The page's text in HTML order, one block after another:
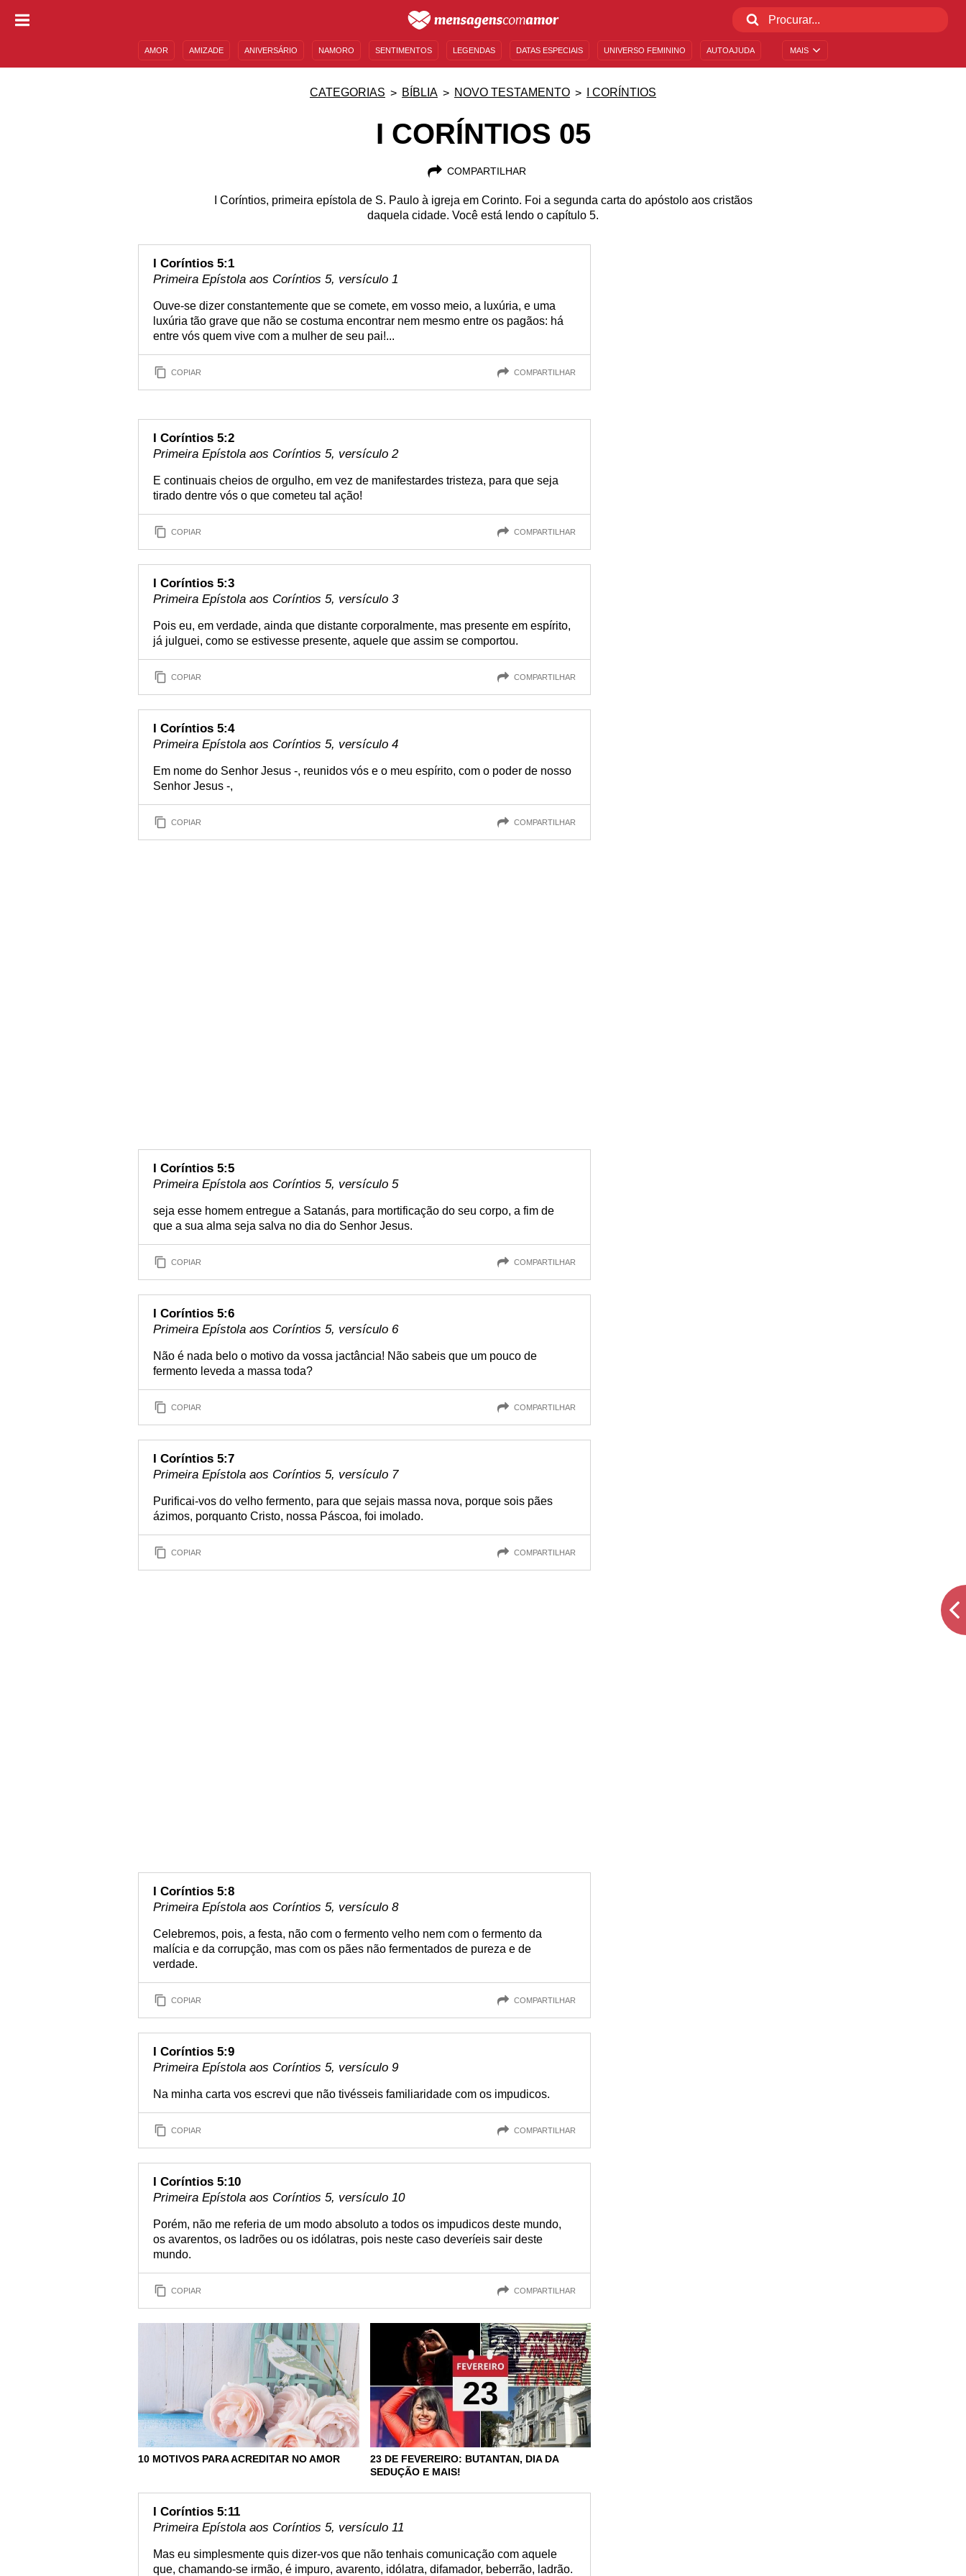
MAIS
AMOR AMIZADE ANIVERSÁRIO NAMORO SENTIMENTOS LEGENDAS DATAS ESPECIAIS UNIVERSO FEMININO AUTOAJUDA
CATEGORIAS BÍBLIA NOVO TESTAMENTO I CORÍNTIOS
I CORÍNTIOS 05
COMPARTILHAR
I Coríntios, primeira epístola de S. Paulo à igreja em Corinto. Foi a segunda carta do apóstolo aos cristãos
daquela cidade. Você está lendo o capítulo 5.
I Coríntios 5:1
Primeira Epístola aos Coríntios 5, versículo 1
Ouve-se dizer constantemente que se comete, em vosso meio, a luxúria, e uma
luxúria tão grave que não se costuma encontrar nem mesmo entre os pagãos: há
entre vós quem vive com a mulher de seu pai!...
COPIAR COMPARTILHAR
I Coríntios 5:2
Primeira Epístola aos Coríntios 5, versículo 2
E continuais cheios de orgulho, em vez de manifestardes tristeza, para que seja
tirado dentre vós o que cometeu tal ação!
COPIAR COMPARTILHAR
I Coríntios 5:3
Primeira Epístola aos Coríntios 5, versículo 3
Pois eu, em verdade, ainda que distante corporalmente, mas presente em espírito,
já julguei, como se estivesse presente, aquele que assim se comportou.
COPIAR COMPARTILHAR
I Coríntios 5:4
Primeira Epístola aos Coríntios 5, versículo 4
Em nome do Senhor Jesus -, reunidos vós e o meu espírito, com o poder de nosso
Senhor Jesus -,
COPIAR COMPARTILHAR
I Coríntios 5:5
Primeira Epístola aos Coríntios 5, versículo 5
seja esse homem entregue a Satanás, para mortificação do seu corpo, a fim de
que a sua alma seja salva no dia do Senhor Jesus.
COPIAR COMPARTILHAR
I Coríntios 5:6
Primeira Epístola aos Coríntios 5, versículo 6
Não é nada belo o motivo da vossa jactância! Não sabeis que um pouco de
fermento leveda a massa toda?
COPIAR COMPARTILHAR
I Coríntios 5:7
Primeira Epístola aos Coríntios 5, versículo 7
Purificai-vos do velho fermento, para que sejais massa nova, porque sois pães
ázimos, porquanto Cristo, nossa Páscoa, foi imolado.
COPIAR COMPARTILHAR
I Coríntios 5:8
Primeira Epístola aos Coríntios 5, versículo 8
Celebremos, pois, a festa, não com o fermento velho nem com o fermento da
malícia e da corrupção, mas com os pães não fermentados de pureza e de
verdade.
COPIAR COMPARTILHAR
I Coríntios 5:9
Primeira Epístola aos Coríntios 5, versículo 9
Na minha carta vos escrevi que não tivésseis familiaridade com os impudicos.
COPIAR COMPARTILHAR
I Coríntios 5:10
Primeira Epístola aos Coríntios 5, versículo 10
Porém, não me referia de um modo absoluto a todos os impudicos deste mundo,
os avarentos, os ladrões ou os idólatras, pois neste caso deveríeis sair deste
mundo.
COPIAR COMPARTILHAR
10 MOTIVOS PARA ACREDITAR NO AMOR
23 DE FEVEREIRO: BUTANTAN, DIA DA
SEDUÇÃO E MAIS!
I Coríntios 5:11
Primeira Epístola aos Coríntios 5, versículo 11
Mas eu simplesmente quis dizer-vos que não tenhais comunicação com aquele
que, chamando-se irmão, é impuro, avarento, idólatra, difamador, beberrão, ladrão.